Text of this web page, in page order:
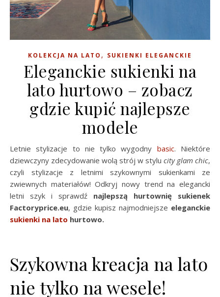
KOLEKCJA NA LATO , SUKIENKI ELEGANCKIE
Eleganckie sukienki na
lato hurtowo – zobacz
gdzie kupić najlepsze
modele
Letnie stylizacje to nie tylko wygodny basic. Niektóre
dziewczyny zdecydowanie wolą strój w stylu city glam chic,
czyli stylizacje z letnimi szykownymi sukienkami ze
zwiewnych materiałów! Odkryj nowy trend na elegancki
letni szyk i sprawdź najlepszą hurtownię sukienek
Factoryprice.eu, gdzie kupisz najmodniejsze eleganckie
sukienki na lato hurtowo.
Szykowna kreacja na lato
nie tylko na wesele!